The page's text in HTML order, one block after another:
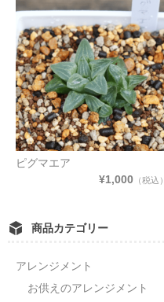
ピグマエア
¥1,000 （税込）
商品カテゴリー
アレンジメント
お供えのアレンジメント